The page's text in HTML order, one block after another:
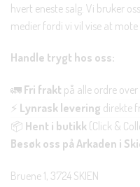
hvert eneste salg. Vi bruker
medier fordi vi vil vise at mote
Handle trygt hos oss:
🚛 Fri frakt på alle ordre
⚡ Lynrask levering direkte
📦 Hent i butikk (Click &
Besøk oss på Arkaden i
Bruene 1, 3724 SKIEN